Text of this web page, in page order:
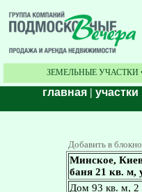
ЗЕМЕЛЬНЫЕ УЧАСТКИ
главная | участки
Добавить в
Минское,
баня 21 кв. м,
Дом 93 кв. м, 2